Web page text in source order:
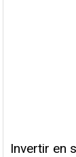
Invertir en